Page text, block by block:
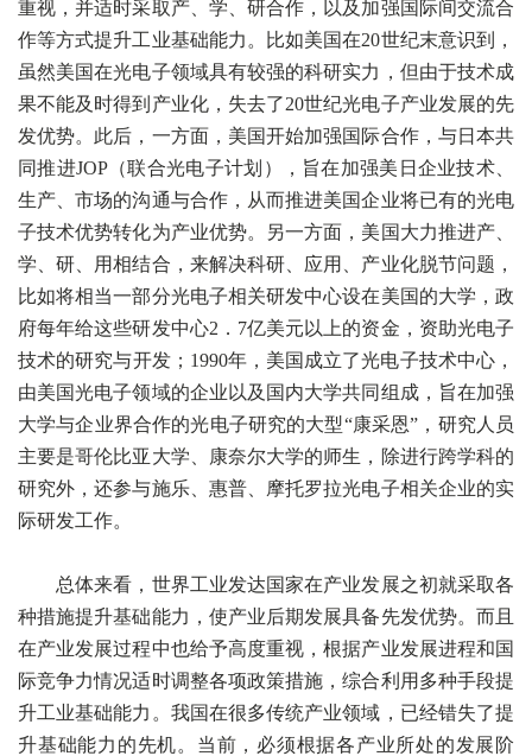
重视，并适时采取产、学、研合作，以及加强国际间交流合
作等方式提升工业基础能力。比如美国在20世纪末意识到，
虽然美国在光电子领域具有较强的科研实力，但由于技术成
果不能及时得到产业化，失去了20世纪光电子产业发展的先
发优势。此后，一方面，美国开始加强国际合作，与日本共
同推进JOP（联合光电子计划），旨在加强美日企业技术、
生产、市场的沟通与合作，从而推进美国企业将已有的光电
子技术优势转化为产业优势。另一方面，美国大力推进产、
学、研、用相结合，来解决科研、应用、产业化脱节问题，
比如将相当一部分光电子相关研发中心设在美国的大学，政
府每年给这些研发中心2．7亿美元以上的资金，资助光电子
技术的研究与开发；1990年，美国成立了光电子技术中心，
由美国光电子领域的企业以及国内大学共同组成，旨在加强
大学与企业界合作的光电子研究的大型“康采恩”，研究人员
主要是哥伦比亚大学、康奈尔大学的师生，除进行跨学科的
研究外，还参与施乐、惠普、摩托罗拉光电子相关企业的实
际研发工作。
总体来看，世界工业发达国家在产业发展之初就采取各
种措施提升基础能力，使产业后期发展具备先发优势。而且
在产业发展过程中也给予高度重视，根据产业发展进程和国
际竞争力情况适时调整各项政策措施，综合利用多种手段提
升工业基础能力。我国在很多传统产业领域，已经错失了提
升基础能力的先机。当前，必须根据各产业所处的发展阶